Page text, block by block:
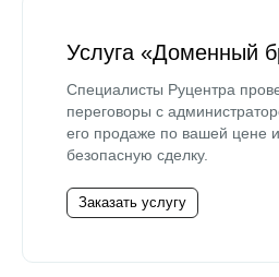
Услуга «Доменный
Специалисты Руцентра
переговоры с
его продаже по вашей цене
безопасную сделку.
Заказать услугу